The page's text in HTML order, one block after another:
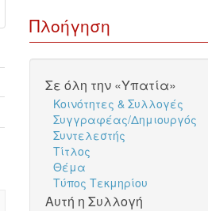
Πλοήγηση
Σε όλη την «Υπατία»
Κοινότητες & Συλλογές
Συγγραφέας/Δημιουργός
Συντελεστής
Τίτλος
Θέμα
Τύπος Τεκμηρίου
Αυτή η Συλλογή